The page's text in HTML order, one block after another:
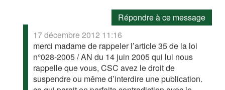
Répondre à ce message
17 décembre 2012 11:16
merci madame de rappeler l’article 35 de la loi
n°028-2005 / AN du 14 juin 2005 qui lui nous
rappelle que vous, CSC avez le droit de
suspendre ou même d’interdire une publication.